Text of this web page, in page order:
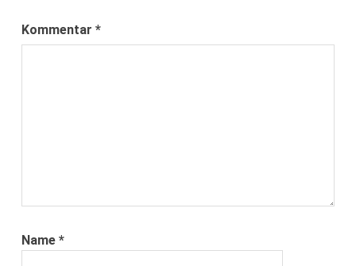
Kommentar*
Name*